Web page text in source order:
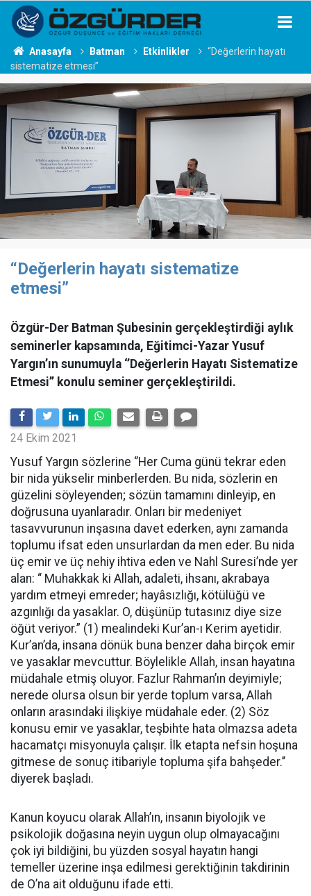
Anasayfa Batman Etkinlikler
“Değerlerin hayatı
sistematize etmesi”
“Değerlerin hayatı sistematize
etmesi”
Özgür-Der Batman Şubesinin gerçekleştirdiği aylık
seminerler kapsamında, Eğitimci-Yazar Yusuf
Yargın’ın sunumuyla ‘’Değerlerin Hayatı Sistematize
Etmesi’’ konulu seminer gerçekleştirildi.
24 Ekim 2021
Yusuf Yargın sözlerine ‘’Her Cuma günü tekrar eden
bir nida yükselir minberlerden. Bu nida, sözlerin en
güzelini söyleyenden; sözün tamamını dinleyip, en
doğrusuna uyanlaradır. Onları bir medeniyet
tasavvurunun inşasına davet ederken, aynı zamanda
toplumu ifsat eden unsurlardan da men eder. Bu nida
üç emir ve üç nehiy ihtiva eden ve Nahl Suresi’nde yer
alan: “ Muhakkak ki Allah, adaleti, ihsanı, akrabaya
yardım etmeyi emreder; hayâsızlığı, kötülüğü ve
azgınlığı da yasaklar. O, düşünüp tutasınız diye size
öğüt veriyor.” (1) mealindeki Kur’an-ı Kerim ayetidir.
Kur’an’da, insana dönük buna benzer daha birçok emir
ve yasaklar mevcuttur. Böylelikle Allah, insan hayatına
müdahale etmiş oluyor. Fazlur Rahman’ın deyimiyle;
nerede olursa olsun bir yerde toplum varsa, Allah
onların arasındaki ilişkiye müdahale eder. (2) Söz
konusu emir ve yasaklar, teşbihte hata olmazsa adeta
hacamatçı misyonuyla çalışır. İlk etapta nefsin hoşuna
gitmese de sonuç itibariyle topluma şifa bahşeder.’’
diyerek başladı.
Kanun koyucu olarak Allah’ın, insanın biyolojik ve
psikolojik doğasına neyin uygun olup olmayacağını
çok iyi bildiğini, bu yüzden sosyal hayatın hangi
temeller üzerine inşa edilmesi gerektiğinin takdirinin
de O’na ait olduğunu ifade etti.